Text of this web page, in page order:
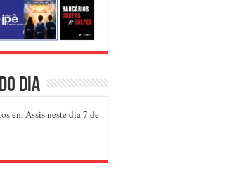
dia
em Assis neste dia 7 de